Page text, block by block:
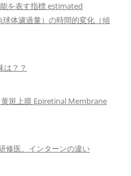
を表す指標 estimated
体濾過量）の時間的変化（傾
は？？
斑上膜 Epiretinal Membrane
修医、インターンの違い